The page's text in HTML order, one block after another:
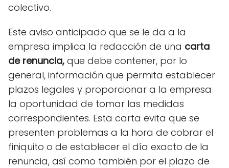
colectivo.
Este aviso anticipado que se le da a la
empresa implica la redacción de una carta
de renuncia, que debe contener, por lo
general, información que permita establecer
plazos legales y proporcionar a la empresa
la oportunidad de tomar las medidas
correspondientes. Esta carta evita que se
presenten problemas a la hora de cobrar el
finiquito o de establecer el día exacto de la
renuncia, así como también por el plazo de